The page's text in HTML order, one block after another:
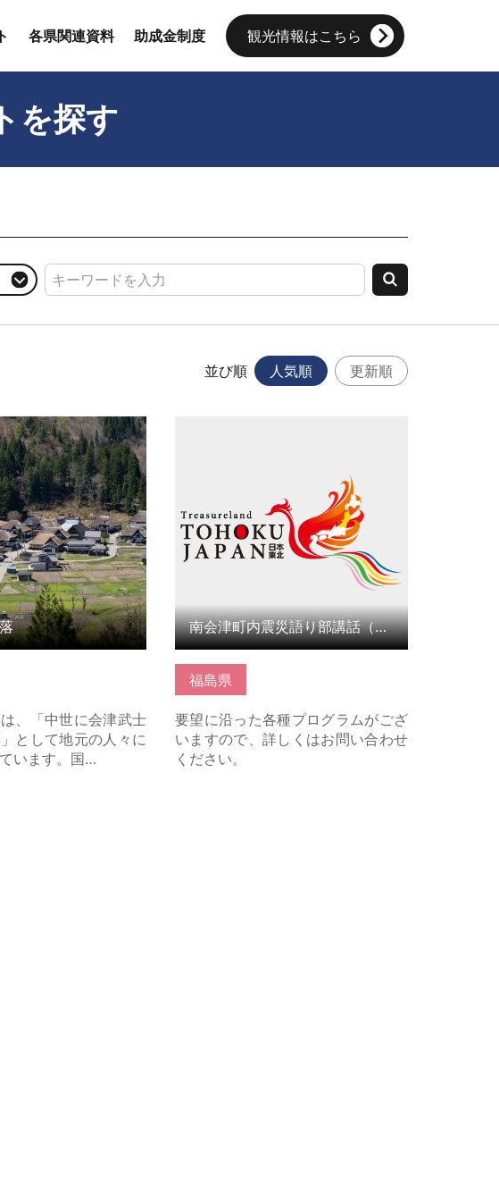
各県関連資料 助成金制度 観光情報はこちら
を探す
並び順 人気順 更新順
、「中世に会津武士
として地元の人々に
います。国…
福島県
要望に沿った各種プログラムがござ
いますので、詳しくはお問い合わせ
ください。
南会津町内震災語り部講話（福島県）